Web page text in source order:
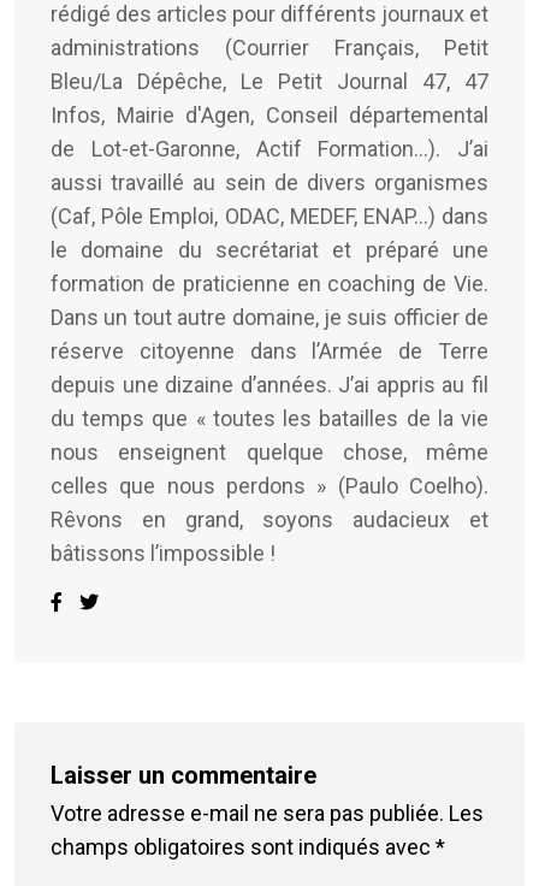
rédigé des articles pour différents journaux et
administrations (Courrier Français, Petit
Bleu/La Dépêche, Le Petit Journal 47, 47
Infos, Mairie d'Agen, Conseil départemental
de Lot-et-Garonne, Actif Formation...). J’ai
aussi travaillé au sein de divers organismes
(Caf, Pôle Emploi, ODAC, MEDEF, ENAP…) dans
le domaine du secrétariat et préparé une
formation de praticienne en coaching de Vie.
Dans un tout autre domaine, je suis officier de
réserve citoyenne dans l’Armée de Terre
depuis une dizaine d’années. J’ai appris au fil
du temps que « toutes les batailles de la vie
nous enseignent quelque chose, même
celles que nous perdons » (Paulo Coelho).
Rêvons en grand, soyons audacieux et
bâtissons l’impossible !
Laisser un commentaire
Votre adresse e-mail ne sera pas publiée. Les
champs obligatoires sont indiqués avec *